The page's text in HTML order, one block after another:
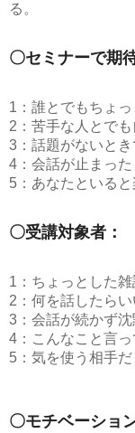
る。
〇セミナーで期
1：誰とでもちょ
2：苦手な人とで
3：話題がないと
4：会話が止まっ
5：あなたといる
〇受講対象者：
1：ちょっとした
2：何を話したら
3：会話が続かず
4：こんなこと言
5：気を使う相手
〇モチベーショ